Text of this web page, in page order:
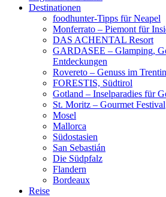
Destinationen
foodhunter-Tipps für Neapel
Monferrato – Piemont für
DAS ACHENTAL Resort
GARDASEE – Glamping,
Entdeckungen
Rovereto – Genuss im
FORESTIS, Südtirol
Gotland – Inselparadies für
St. Moritz – Gourmet Festival
Mosel
Mallorca
Südostasien
San Sebastián
Die Südpfalz
Flandern
Bordeaux
Reise